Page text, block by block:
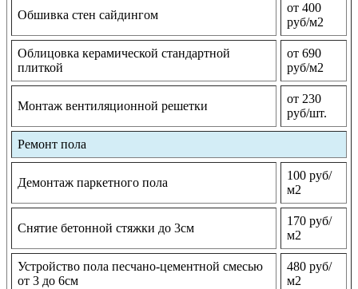
Обшивка стен сайдингом
от 400
руб/м2
Облицовка керамической стандартной
плиткой
от 690
руб/м2
Монтаж вентиляционной решетки
от 230
руб/шт.
Ремонт пола
Демонтаж паркетного пола
100 руб/
м2
Снятие бетонной стяжки до 3см
170 руб/
м2
Устройство пола песчано-цементной смесью
от 3 до 6см
480 руб/
м2